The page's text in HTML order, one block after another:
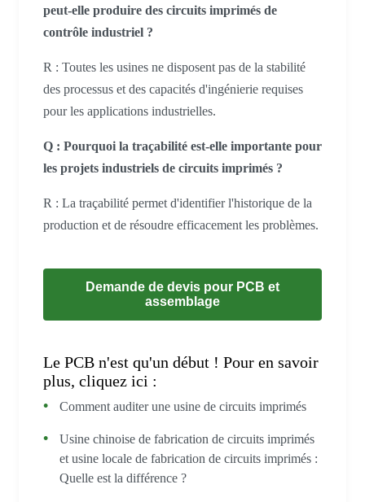
peut-elle produire des circuits imprimés de
contrôle industriel ?
R : Toutes les usines ne disposent pas de la stabilité
des processus et des capacités d'ingénierie requises
pour les applications industrielles.
Q : Pourquoi la traçabilité est-elle importante pour
les projets industriels de circuits imprimés ?
R : La traçabilité permet d'identifier l'historique de la
production et de résoudre efficacement les problèmes.
Demande de devis pour PCB et
assemblage
Le PCB n'est qu'un début ! Pour en savoir
plus, cliquez ici :
Comment auditer une usine de circuits imprimés
Usine chinoise de fabrication de circuits imprimés
et usine locale de fabrication de circuits imprimés :
Quelle est la différence ?